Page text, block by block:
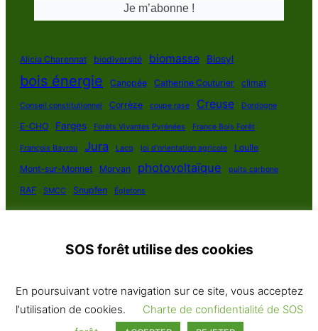
Alicia Charennat biodiversité biomasse Biosyl
bois énergie Canopée Catherine Couturier climat
Conseil constitutionnel Corrèze coupe rase Creuse Dordogne
E-CHO Farges Forêts Vivantes Pyrénées France Bois Forêt
François Bayrou Jura Lacq loi d'orientation agricole
Loulle
Mont-sur-Monnet
Morvan photovoltaïque puits carbone
RAF SMCC Snupfen Égletons
SOS Forêt France 2025
Politique de confidentialité· Contact· Plan du site
Tous droits réservés
SOS forêt utilise des cookies
En poursuivant votre navigation sur ce site, vous acceptez
l'utilisation de cookies.
Charte de confidentialité de SOS